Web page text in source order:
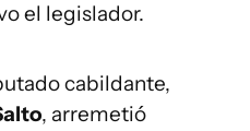
el legislador.
cabildante,
, arremetió